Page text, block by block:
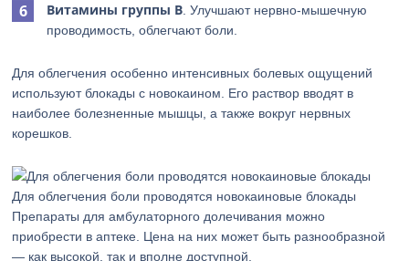
Витамины группы В . Улучшают нервно-мышечную
проводимость, облегчают боли.
Для облегчения особенно интенсивных болевых ощущений
используют блокады с новокаином. Его раствор вводят в
наиболее болезненные мышцы, а также вокруг нервных
корешков.
Для облегчения боли проводятся новокаиновые блокады
Препараты для амбулаторного долечивания можно
приобрести в аптеке. Цена на них может быть разнообразной
— как высокой, так и вполне доступной.